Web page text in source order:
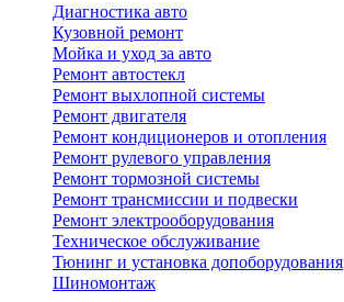
Диагностика авто
Кузовной ремонт
Мойка и уход за авто
Ремонт автостекл
Ремонт выхлопной системы
Ремонт двигателя
Ремонт кондиционеров и отопления
Ремонт рулевого управления
Ремонт тормозной системы
Ремонт трансмиссии и подвески
Ремонт электрооборудования
Техническое обслуживание
Тюнинг и установка допоборудования
Шиномонтаж